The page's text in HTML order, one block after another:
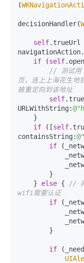
(
decisionHandler(
self.trueUrl
if (self
// 测试用
页，连上上海花生
被重定向到该地址
self
URLWithString:
if ([self
containsString:
if
    }
else {
//
wifi需要认证
if
if